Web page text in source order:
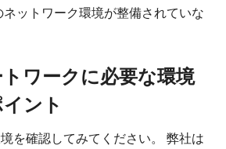
ットワーク環境が整備されていな
ワークに必要な環境
ント
を確認してみてください。 弊社は